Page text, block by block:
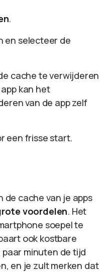
.
en selecteer de
cache te verwijderen
kan het
van de app zelf
een frisse start.
de cache van je apps
voordelen. Het
soepel te
ook kostbare
minuten de tijd
en je zult merken dat